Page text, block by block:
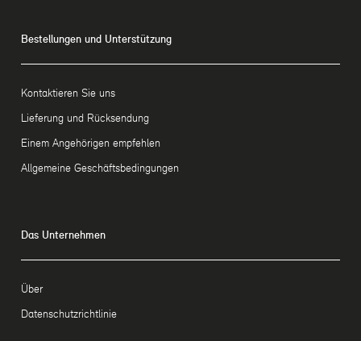
Bestellungen und Unterstützung
Kontaktieren Sie uns
Lieferung und Rücksendung
Einem Angehörigen empfehlen
Allgemeine Geschäftsbedingungen
Das Unternehmen
Über
Datenschutzrichtlinie